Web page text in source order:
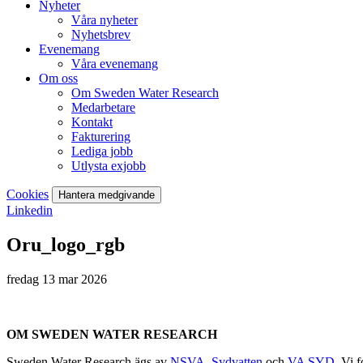
Nyheter
Våra nyheter
Nyhetsbrev
Evenemang
Våra evenemang
Om oss
Om Sweden Water Research
Medarbetare
Kontakt
Fakturering
Lediga jobb
Utlysta exjobb
Cookies Hantera medgivande
Linkedin
Oru_logo_rgb
fredag 13 mar 2026
OM SWEDEN WATER RESEARCH